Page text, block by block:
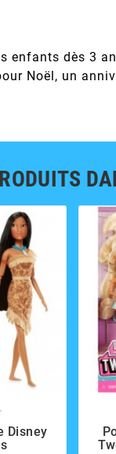
enfants dès 3
Noël, un
Disney